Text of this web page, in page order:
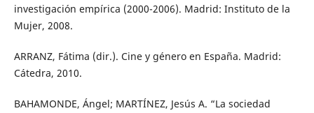
investigación empírica (2000-2006). Madrid: Instituto de la
Mujer, 2008.
ARRANZ, Fátima (dir.). Cine y género en España. Madrid:
Cátedra, 2010.
BAHAMONDE, Ángel; MARTÍNEZ, Jesús A. “La sociedad